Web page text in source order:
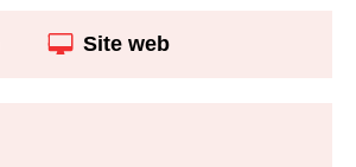
Site web